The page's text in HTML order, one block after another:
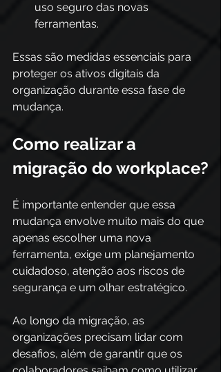
uso seguro das novas
ferramentas.
Essas são medidas essenciais para
proteger os ativos digitais da
organização durante essa fase de
mudança.
Como realizar a
migração do workplace?
É importante entender que essa
mudança envolve muito mais do que
apenas escolher uma nova
ferramenta, exige um planejamento
cuidadoso, atenção aos riscos de
segurança e um olhar estratégico.
Ao longo da migração, as
organizações precisam lidar com
desafios, além de garantir que os